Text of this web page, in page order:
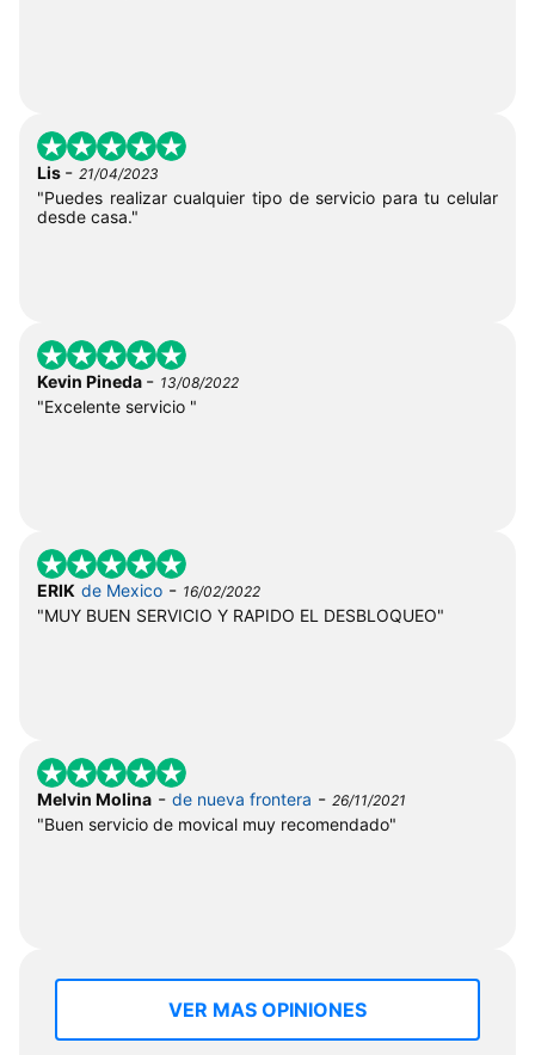
Lis - 21/04/2023
"Puedes realizar cualquier tipo de servicio para tu celular
desde casa."
Kevin Pineda - 13/08/2022
"Excelente servicio "
ERIK de Mexico - 16/02/2022
"MUY BUEN SERVICIO Y RAPIDO EL DESBLOQUEO"
Melvin Molina - de nueva frontera - 26/11/2021
"Buen servicio de movical muy recomendado"
VER MAS OPINIONES